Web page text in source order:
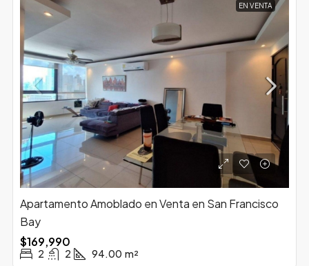
EN VENTA
Apartamento Amoblado en Venta en San Francisco
Bay
$169,990
2 2 94.00 m²